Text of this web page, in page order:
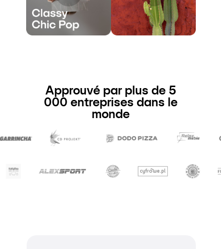
Approuvé par plus de 5
000 entreprises dans le
monde